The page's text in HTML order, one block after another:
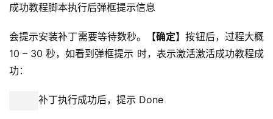
成功教程脚本执行后弹框提示信息
会提示安装补丁需要等待数秒。【确定】按钮后，过程大概
10 – 30 秒，如看到弹框提示 时，表示激活激活成功教程成
功：
补丁执行成功后，提示 Done